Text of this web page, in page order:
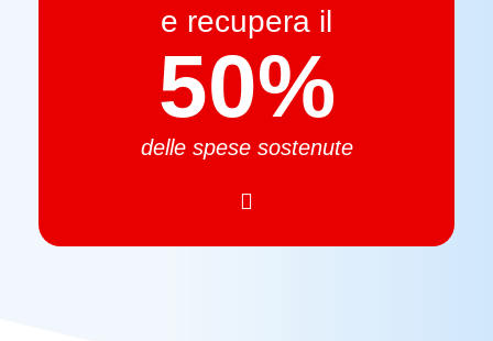
e recupera il
50%
delle spese sostenute